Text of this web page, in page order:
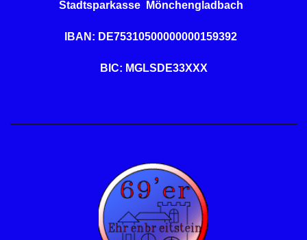
Stadtsparkasse Mönchengladbach
IBAN: DE75310500000000159392
BIC: MGLSDE33XXX